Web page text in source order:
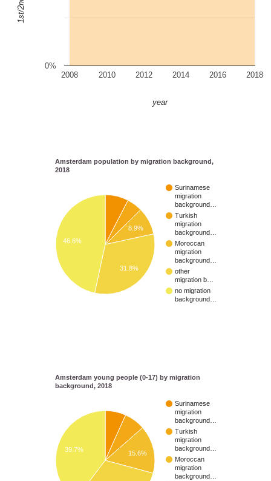
2008 2010 2012 2014 2016 2018
0%
year
Amsterdam population by migration background,
2018
Surinamese
migration
background…
Turkish
migration
background…
Moroccan
migration
background…
other
migration b…
no migration
background…
8.9%
46.6%
31.8%
Amsterdam young people (0-17) by migration
background, 2018
Surinamese
migration
background…
Turkish
migration
background…
Moroccan
migration
background…
15.6%
39.7%